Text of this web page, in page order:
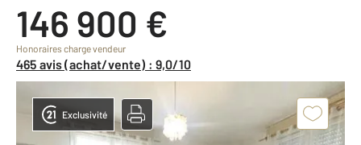
146 900 €
Honoraires charge vendeur
465 avis (achat/vente) : 9,0/10
Exclusivité